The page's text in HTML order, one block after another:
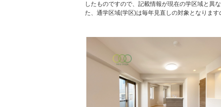
したものですので、記載情報が現在の学区域と異
た、通学区域(学区)は毎年見直しの対象となりま